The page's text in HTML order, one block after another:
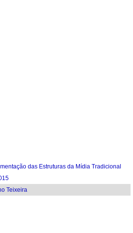
das Estruturas da Mídia Tradicional
Teixeira